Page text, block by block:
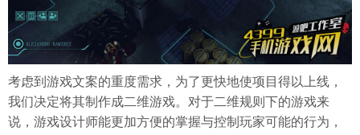
考虑到游戏文案的重度需求，为了更快地使项目得以上线，
我们决定将其制作成二维游戏。对于二维规则下的游戏来
说，游戏设计师能更加方便的掌握与控制玩家可能的行为，